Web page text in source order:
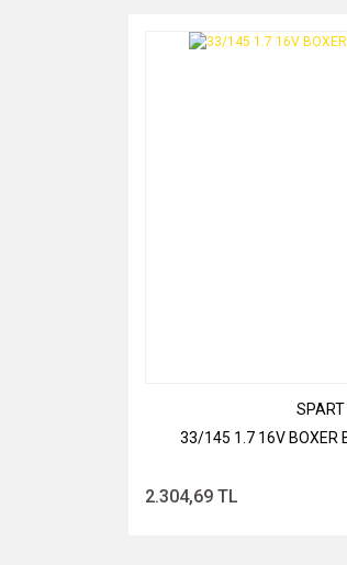
SPART
33/145 1.7 16V BOXER
2.304,69 TL